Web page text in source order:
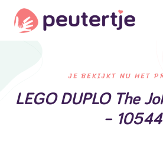
JE BEKIJKT NU HET
LEGO DUPLO The
– 10544